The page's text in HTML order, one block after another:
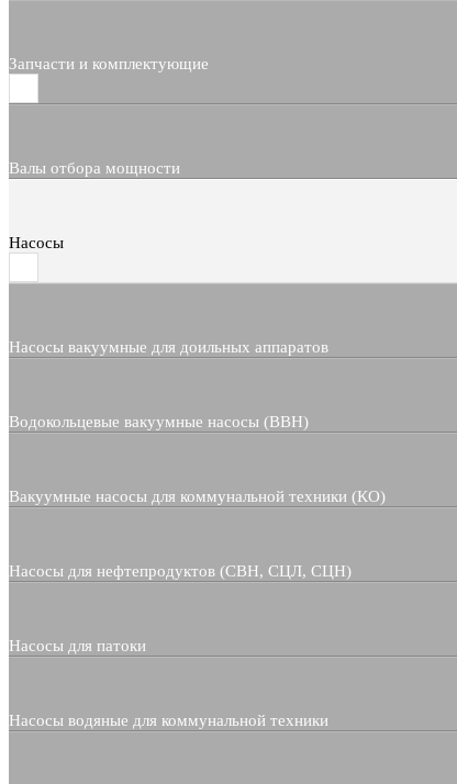
Запчасти и комплектующие
Валы отбора мощности
Насосы
Насосы вакуумные для доильных аппаратов
Водокольцевые вакуумные насосы (ВВН)
Вакуумные насосы для коммунальной техники (КО)
Насосы для нефтепродуктов (СВН, СЦЛ, СЦН)
Насосы для патоки
Насосы водяные для коммунальной техники